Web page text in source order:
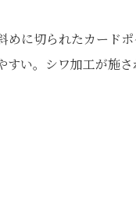
めに切られたカード
すい。シワ加工が施